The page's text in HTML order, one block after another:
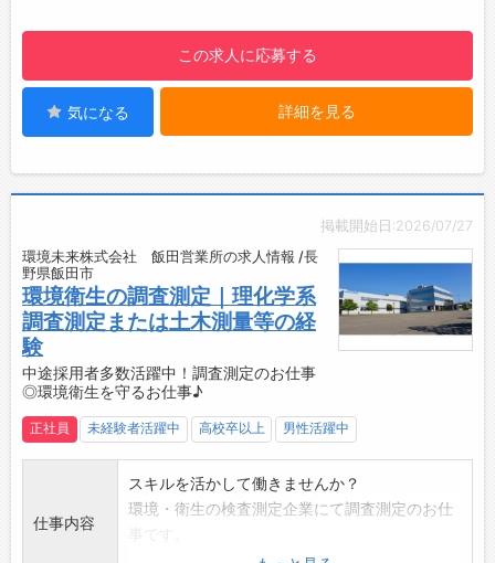
釣竿メーカーです。
釣竿は、設計開発〜完成品までを作る一貫生
産体制となっております。
釣竿、ゴルフシャフト共に好調な受注となっ
す。
【採用担当からのメッセージ】
働く仲間がやりがいを持ち、働きやすい職場に
していくために、『全社員研修の実施』、『改
善提案活動』、『より良い組織づくり』など会
皆さんの応募をお待ちしております。
・6名
・3ヶ月に1度、全国の営業マンが本社へ集まり
営業会議があります。
・8：20～17：20ですが直行直帰になる為、状
例）店舗が10時開店の為、9：30～18：30な
・長期休暇 GW（5/3〜5/7）、夏季（8/13〜
8/16）、年末年始（12/30〜1/4）
【ポイント】
◆若い世代が頑張っています！
若手社員は一つの作業⇒複数の作業を目指して
おり、入社5年を目安に現場のリーダーを目指
して育成しています。
◆子育て世代も仕事と育児の両立できる！安心
＊女性の育児休暇100%達成
＊男性の育児休業実績あり
この求人に応募する
気になる 詳細を見る
掲載開始日:2026/07/27
環境未来株式会社 飯田営業所の求人情報 /長
野県飯田市
環境衛生の調査測定｜理化学系
調査測定または土木測量等の経
験
中途採用者多数活躍中！調査測定のお仕事
◎環境衛生を守るお仕事♪
正社員 未経験者活躍中 高校卒以上 男性活躍中
仕事内容
スキルを活かして働きませんか？
環境・衛生の検査測定企業にて調査測定のお仕